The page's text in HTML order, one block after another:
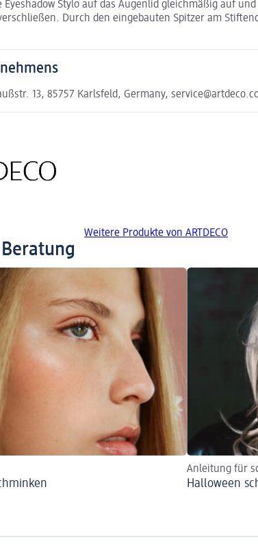
Eyeshadow Stylo auf das Augenlid gleichmäßig auf
Durch den eingebauten Spitzer am
13, 85757 Karlsfeld, Germany,
Weitere Produkte von ARTDECO
Anleitung für
Halloween